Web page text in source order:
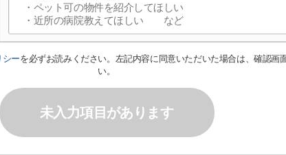
シーを必ずお読みください。左記内容に同意いただいた場合は、確認画
い。
未入力項目があります